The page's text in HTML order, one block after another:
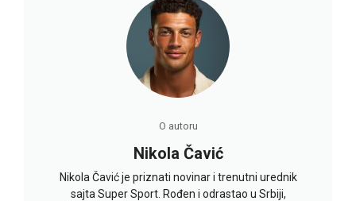
O autoru
Nikola Čavić
Nikola Čavić je priznati novinar i trenutni urednik
sajta Super Sport. Rođen i odrastao u Srbiji,